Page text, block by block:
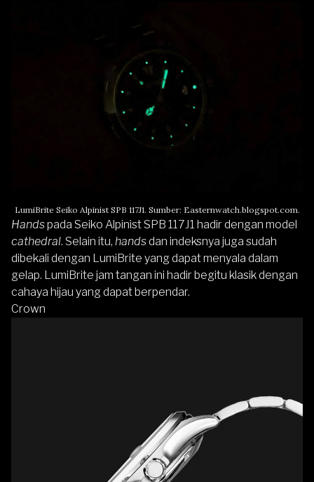
LumiBrite Seiko Alpinist SPB 117J1. Sumber: Easternwatch.blogspot.com.
Handspada Seiko Alpinist SPB 117J1 hadir dengan model
cathedral. Selain itu, handsdan indeksnya juga sudah
dibekali dengan LumiBrite yang dapat menyala dalam
gelap. LumiBrite jam tangan ini hadir begitu klasik dengan
cahaya hijau yang dapat berpendar.
Crown